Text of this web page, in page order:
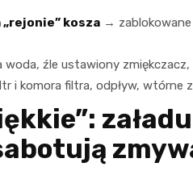
kosza → zablokowane
źle ustawiony zmiękczacz,
i komora filtra, odpływ, wtórne